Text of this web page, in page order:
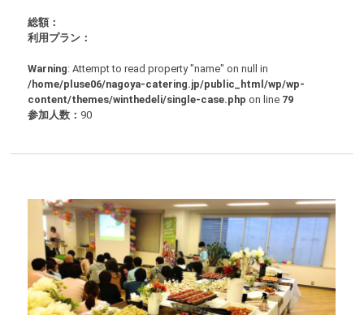
総額：
利用プラン：
Warning: Attempt to read property "name" on null in
/home/pluse06/nagoya-catering.jp/public_html/wp/wp-
content/themes/winthedeli/single-case.php on line 79
参加人数： 90